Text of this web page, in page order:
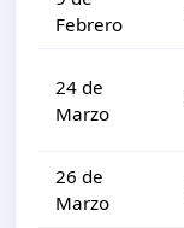
Febrero
24 de
Marzo
26 de
Marzo